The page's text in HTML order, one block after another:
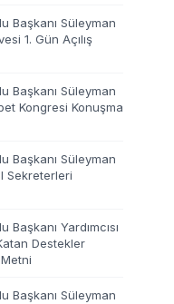
Başkanı Süleyman
1. Gün Açılış
Başkanı Süleyman
Kongresi Konuşma
Başkanı Süleyman
Sekreterleri
Başkanı Yardımcısı
Destekler
Başkanı Süleyman